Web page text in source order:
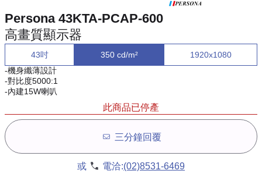
Persona 43KTA-PCAP-600
高畫質顯示器
43吋 350 cd/m²
1920x1080
-機身纖薄設計
-對比度5000:1
-內建15W喇叭
此商品已停產
三分鐘回覆
或 電洽:(02)8531-6469